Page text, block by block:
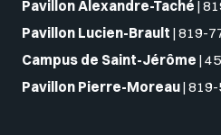
Pavillon Alexandre-Taché |
Pavillon Lucien-Brault | 819-
Campus de Saint-Jérôme |
Pavillon Pierre-Moreau|